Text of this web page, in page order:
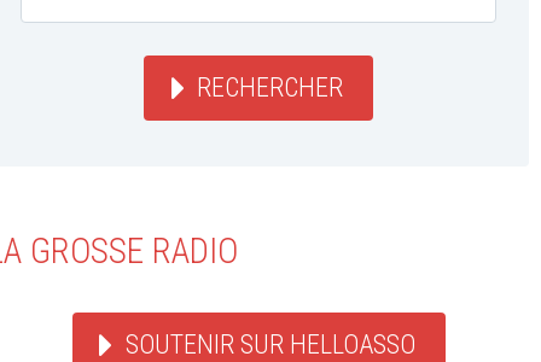
RECHERCHER
GROSSE RADIO
SOUTENIR SUR HELLOASSO